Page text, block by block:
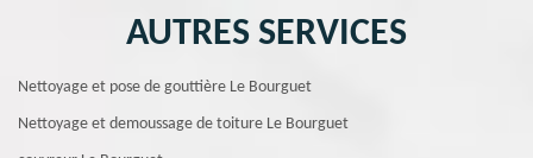
AUTRES SERVICES
Nettoyage et pose de gouttière Le Bourguet
Nettoyage et demoussage de toiture Le Bourguet